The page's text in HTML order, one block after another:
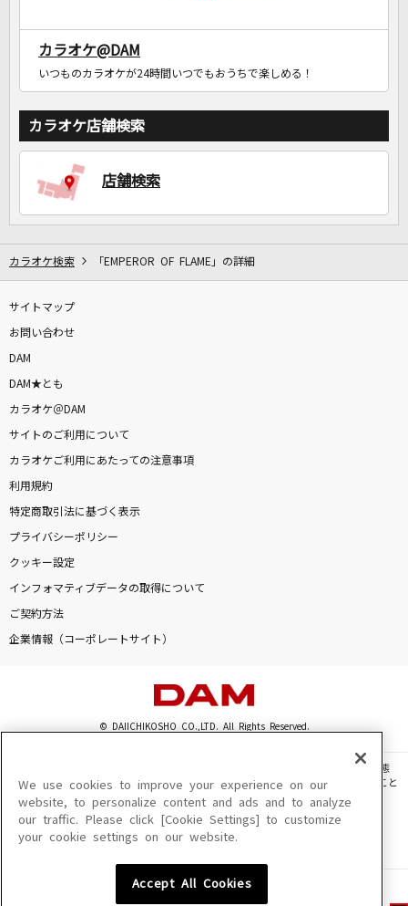
カラオケ@DAM
いつものカラオケが24時間いつでもおうちで楽しめる！
カラオケ店舗検索
店舗検索
カラオケ検索 「EMPEROR OF FLAME」の詳細
サイトマップ
お問い合わせ
DAM
DAM★とも
カラオケ＠DAM
サイトのご利用について
カラオケご利用にあたっての注意事項
利用規約
特定商取引法に基づく表示
プライバシーポリシー
クッキー設定
インフォマティブデータの取得について
ご契約方法
企業情報（コーポレートサイト）
© DAIICHIKOSHO CO.,LTD. All Rights Reserved.
このサイトに掲載されている一切の文章・画像・写真・動画・音声等を、手段や形態
を問わず、著作権法の定める範囲を超えて無断で複製、転載、ファイル化などすること
を禁じます。
楽曲及びコンテンツは、機種によりご利用いただけない場合があります。
楽曲及びコンテンツの配信日、配信内容が変更になる場合があります。
We use cookies to improve your experience on our
website, to personalize content and ads and to analyze
our traffic. Please click [Cookie Settings] to customize
your cookie settings on our website.
Accept All Cookies